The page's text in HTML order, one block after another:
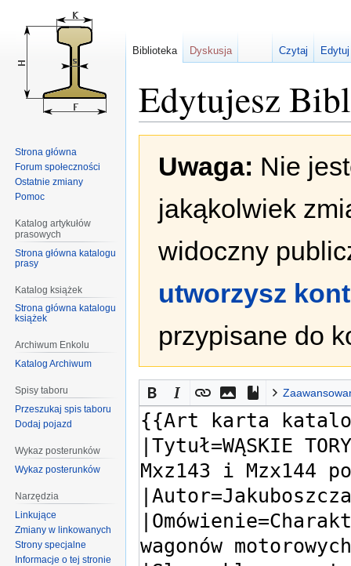
Edytujesz
nawigacji
wyszukiwania
Uwaga: Nie
jakąkolwiek
widoczny
utworzysz
przypisane do
Biblioteka Dyskusja Czytaj
Strona główna
Forum społeczności
Ostatnie zmiany
Pomoc
Katalog artykułów
prasowych
Strona główna katalogu
prasy
Katalog książek
Strona główna katalogu
książek
Archiwum Enkolu
Katalog Archiwum
Spisy taboru
Przeszukaj spis taboru
Dodaj pojazd
Wykaz posterunków
Wykaz posterunków
Narzędzia
Linkujące
Zmiany w linkowanych
Strony specjalne
Informacje o tej stronie